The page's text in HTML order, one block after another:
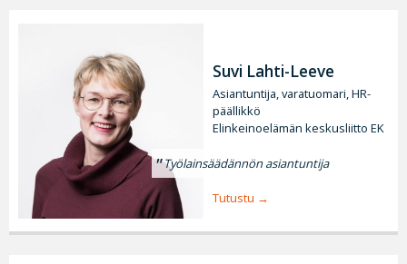
Suvi Lahti-Leeve
Asiantuntija, varatuomari, HR-
päällikkö
Elinkeinoelämän keskusliitto EK
Työlainsäädännön asiantuntija
Tutustu